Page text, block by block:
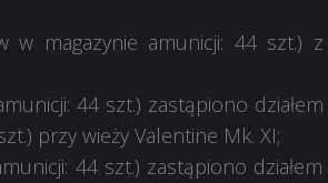
magazynie amunicji: 44 szt.) z
44 szt.) zastąpiono
przy wieży Valentine Mk. XI;
44 szt.) zastąpiono